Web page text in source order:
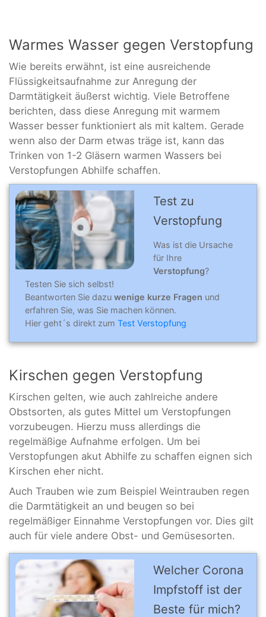
Warmes Wasser gegen Verstopfung
Wie bereits erwähnt, ist eine ausreichende
Flüssigkeitsaufnahme zur Anregung der
Darmtätigkeit äußerst wichtig. Viele Betroffene
berichten, dass diese Anregung mit warmem
Wasser besser funktioniert als mit kaltem. Gerade
wenn also der Darm etwas träge ist, kann das
Trinken von 1-2 Gläsern warmen Wassers bei
Verstopfungen Abhilfe schaffen.
Test zu
Verstopfung
Was ist die Ursache
für Ihre
Verstopfung?
Testen Sie sich selbst!
Beantworten Sie dazu wenige kurze Fragen und
erfahren Sie, was Sie machen können.
Hier geht´s direkt zum Test Verstopfung
Kirschen gegen Verstopfung
Kirschen gelten, wie auch zahlreiche andere
Obstsorten, als gutes Mittel um Verstopfungen
vorzubeugen. Hierzu muss allerdings die
regelmäßige Aufnahme erfolgen. Um bei
Verstopfungen akut Abhilfe zu schaffen eignen sich
Kirschen eher nicht.
Auch Trauben wie zum Beispiel Weintrauben regen
die Darmtätigkeit an und beugen so bei
regelmäßiger Einnahme Verstopfungen vor. Dies gilt
auch für viele andere Obst- und Gemüsesorten.
Welcher Corona
Impfstoff ist der
Beste für mich?